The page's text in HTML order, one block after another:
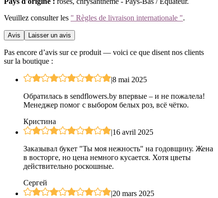
Veuillez consulter les " Règles de livraison internationale ".
Avis Laisser un avis
Pas encore d’avis sur ce produit — voici ce que disent nos clients
sur la boutique :
|8 mai 2025
Обратилась в sendflowers.by впервые – и не пожалела!
Менеджер помог с выбором белых роз, всё чётко.
Кристина
|16 avril 2025
Заказывал букет "Ты моя нежность" на годовщину. Жена
в восторге, но цена немного кусается. Хотя цветы
действительно роскошные.
Сергей
|20 mars 2025